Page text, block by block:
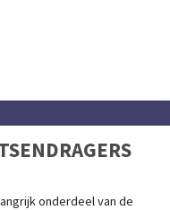
onderdeel van de